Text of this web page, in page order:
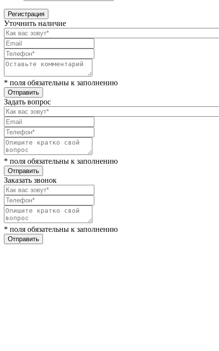
Уточнить наличие
* поля обязательны к заполнению
Задать вопрос
* поля обязательны к заполнению
Заказать звонок
* поля обязательны к заполнению